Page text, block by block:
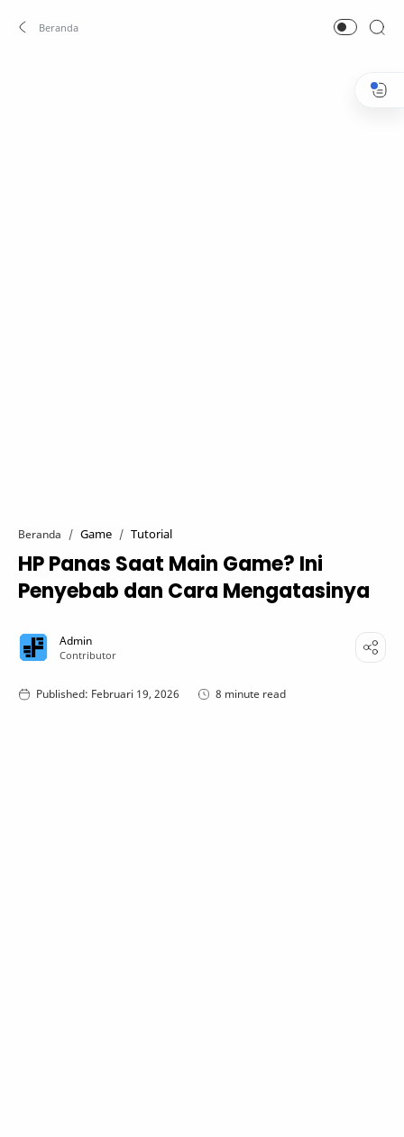
Beranda Game Tutorial
HP Panas Saat Main Game? Ini
Penyebab dan Cara Mengatasinya
8 minute read